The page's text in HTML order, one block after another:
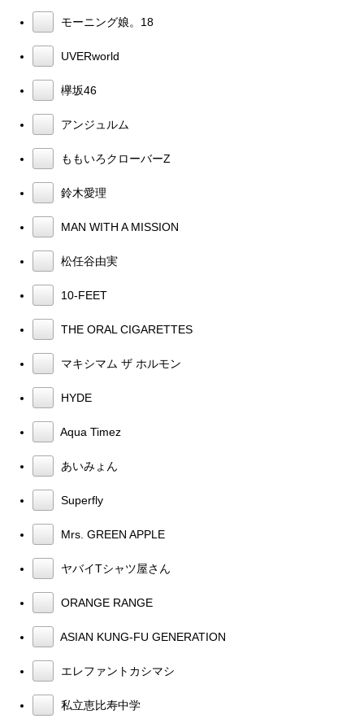
モーニング娘。18
UVERworld
欅坂46
アンジュルム
ももいろクローバーZ
鈴木愛理
MAN WITH A MISSION
松任谷由実
10-FEET
THE ORAL CIGARETTES
マキシマム ザ ホルモン
HYDE
Aqua Timez
あいみょん
Superfly
Mrs. GREEN APPLE
ヤバイTシャツ屋さん
ORANGE RANGE
ASIAN KUNG-FU GENERATION
エレファントカシマシ
私立恵比寿中学